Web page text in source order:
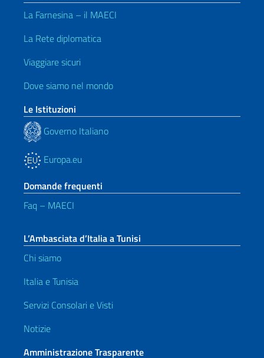
La Farnesina – il MAECI
La Rete diplomatica
Viaggiare sicuri
Dove siamo nel mondo
Le Istituzioni
Governo Italiano
Europa.eu
Domande frequenti
Faq – MAECI
L’Ambasciata d’Italia a Tunisi
Chi siamo
Italia e Tunisia
Servizi Consolari e Visti
Notizie
Amministrazione Trasparente